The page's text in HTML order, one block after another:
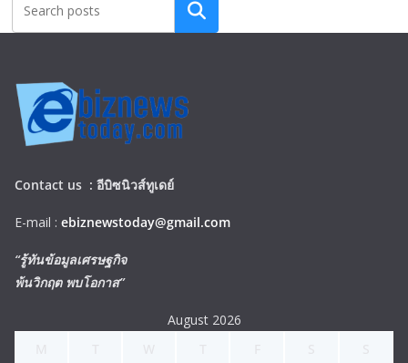
Search
Contact us : อีบิซนิวส์ทูเดย์
E-mail : ebiznewstoday@gmail.com
“รู้ทันข้อมูลเศรษฐกิจ
พ้นวิกฤต พบโอกาส”
August 2026